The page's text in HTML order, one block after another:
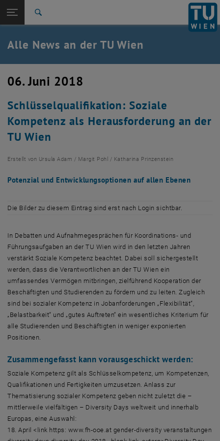
TU Login
Quicklinks
Quicklinks-Menü umschalten
Studium
Karriere
Zurück: Subseiten von TU Wien Startseite auflisten
Zurück zur letzten Ebene:
TU Wien Startseite
Übersicht
Alle News an der TU Wien
06. Juni 2018
Schlüsselqualifikation: Soziale
Kompetenz als Herausforderung an der
TU Wien
Erstellt von Ursula Adam / Margit Pohl / Katharina Prinzenstein
Potenzial und Entwicklungsoptionen auf allen Ebenen
Die Bilder zu diesem Eintrag sind erst nach Login sichtbar.
In Debatten und Aufnahmegesprächen für Koordinations- und
Führungsaufgaben an der TU Wien wird in den letzten Jahren
verstärkt Soziale Kompetenz beachtet. Dabei soll sichergestellt
werden, dass die Verantwortlichen an der TU Wien ein
umfassendes Vermögen mitbringen, zielführend Kooperation der
Beschäftigten und Studierenden zu fördern und zu leiten. Zugleich
sind bei sozialer Kompetenz in Jobanforderungen „Flexibilität“,
„Belastbarkeit“ und „gutes Auftreten“ ein wesentliches Kriterium für
alle Studierenden und Beschäftigten in weniger exponierten
Positionen.
Zusammengefasst kann vorausgeschickt werden:
Soziale Kompetenz gilt als Schlüsselkompetenz, um Kompetenzen,
Qualifikationen und Fertigkeiten umzusetzen. Anlass zur
Thematisierung sozialer Kompetenz geben nicht zuletzt die –
mittlerweile vielfältigen – Diversity Days weltweit und innerhalb
Europas, eine Auswahl:
18. April <link https: www.fh-ooe.at gender-diversity veranstaltungen